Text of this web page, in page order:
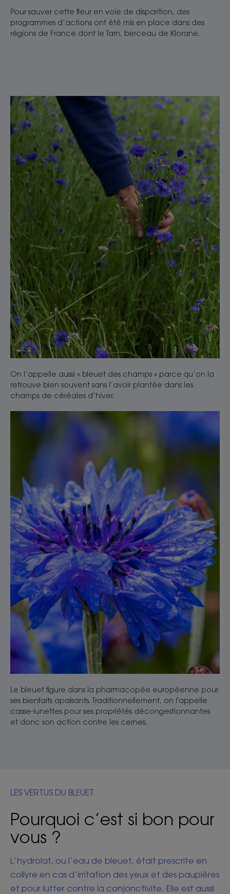
Pour sauver cette fleur en voie de disparition, des
programmes d’actions ont été mis en place dans des
régions de France dont le Tarn, berceau de Klorane.
On l’appelle aussi « bleuet des champs » parce qu’on la
retrouve bien souvent sans l’avoir plantée dans les
champs de céréales d’hiver.
Le bleuet figure dans la pharmacopée européenne pour
ses bienfaits apaisants. Traditionnellement, on l'appelle
casse-lunettes pour ses propriétés décongestionnantes
et donc son action contre les cernes.
LES VERTUS DU BLEUET
Pourquoi c’est si bon pour
vous ?
L’hydrolat, ou l’eau de bleuet, était prescrite en
collyre en cas d’irritation des yeux et des paupières
et pour lutter contre la conjonctivite. Elle est aussi